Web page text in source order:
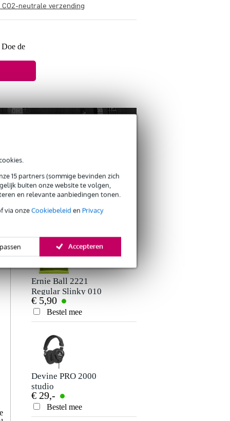
15 partners (sommige bevinden zich
buiten onze website te volgen,
en relevante aanbiedingen tonen.
via onzeCookiebeleid en Privacy
Accepteren
CO2-neutrale verzending
de
OOK
Ernie Ball 2221
Regular Slinky 010
- 046 snarenset
voor elektrische
gitaar
€ 5,90
Bestel mee
Devine PRO 2000
studio
hoofdtelefoon
€ 29,-
Bestel mee